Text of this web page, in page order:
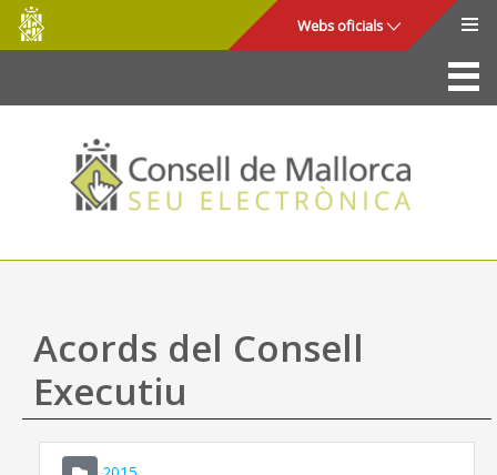
Salta al contingut principal
Consell
de
Mallorca
Webs oficials
La Seu
Consell de Mallorca
Accés i seguretat
Utilitats
Ajuda
Acords del Consell
Executiu